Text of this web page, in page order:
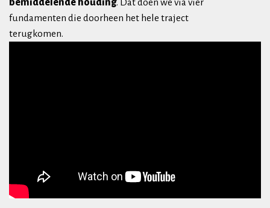
bemiddelende houding. Dat doen we via vier
fundamenten die doorheen het hele traject
terugkomen.